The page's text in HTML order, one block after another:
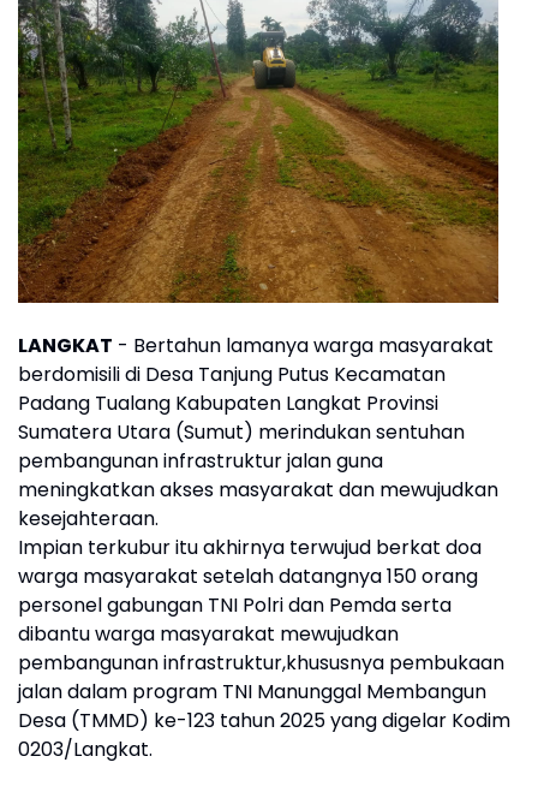
LANGKAT - Bertahun lamanya warga masyarakat
berdomisili di Desa Tanjung Putus Kecamatan
Padang Tualang Kabupaten Langkat Provinsi
Sumatera Utara (Sumut) merindukan sentuhan
pembangunan infrastruktur jalan guna
meningkatkan akses masyarakat dan mewujudkan
kesejahteraan.
Impian terkubur itu akhirnya terwujud berkat doa
warga masyarakat setelah datangnya 150 orang
personel gabungan TNI Polri dan Pemda serta
dibantu warga masyarakat mewujudkan
pembangunan infrastruktur,khususnya pembukaan
jalan dalam program TNI Manunggal Membangun
Desa (TMMD) ke-123 tahun 2025 yang digelar Kodim
0203/Langkat.